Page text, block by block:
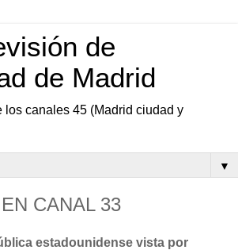
de
de Madrid
los canales 45 (Madrid ciudad y
▼
CANAL 33
estadounidense vista por